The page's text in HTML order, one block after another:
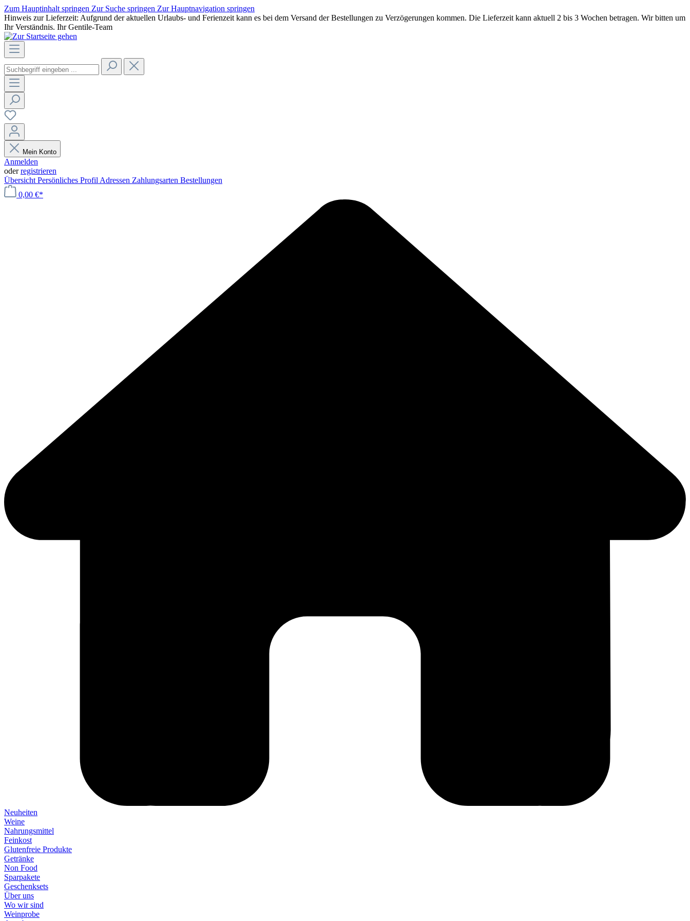
Zum Hauptinhalt springen Zur Suche springen Zur Hauptnavigation springen
Hinweis zur Lieferzeit: Aufgrund der aktuellen Urlaubs- und Ferienzeit kann es bei dem Versand der Bestellungen zu Verzögerungen kommen. Die Lieferzeit kann aktuell 2 bis 3 Wochen betragen. Wir bitten um
Ihr Verständnis. Ihr Gentile-Team
Mein Konto
Anmelden
oderregistrieren
Übersicht Persönliches Profil Adressen Zahlungsarten Bestellungen
0,00 €*
Neuheiten
Weine
Nahrungsmittel
Feinkost
Glutenfreie Produkte
Getränke
Non Food
Sparpakete
Geschenksets
Über uns
Wo wir sind
Weinprobe